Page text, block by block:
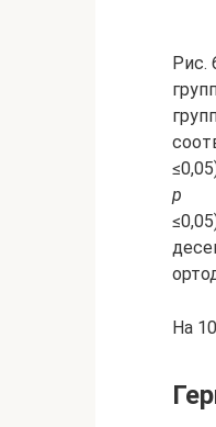
Рис.
р
На